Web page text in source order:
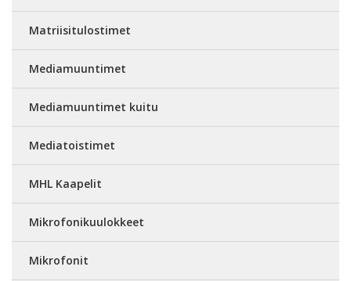
Matriisitulostimet
Mediamuuntimet
Mediamuuntimet kuitu
Mediatoistimet
MHL Kaapelit
Mikrofonikuulokkeet
Mikrofonit